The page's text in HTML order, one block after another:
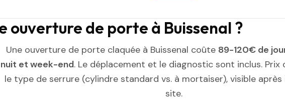
ouverture de porte à Buissenal ?
Une ouverture de porte claquée à Buissenal coûte 89-120€ de
nuit et week-end. Le déplacement et le diagnostic sont inclus. Prix
le type de serrure (cylindre standard vs. à mortaiser), visible
site.